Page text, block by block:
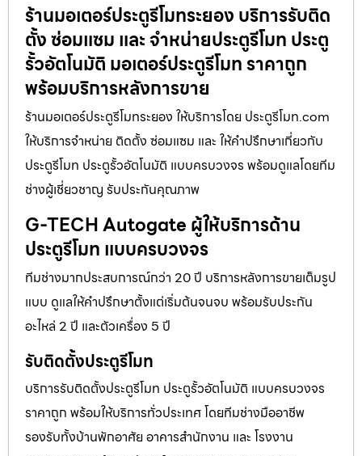
ร้านมอเตอร์ประตูรีโมทระยอง บริการรับติด
ตั้ง ซ่อมแซม และ จำหน่ายประตูรีโมท ประตู
รั้วอัตโนมัติ มอเตอร์ประตูรีโมท ราคาถูก
พร้อมบริการหลังการขาย
ร้านมอเตอร์ประตูรีโมทระยอง ให้บริการโดย ประตูรีโมท.com
ให้บริการจำหน่าย ติดตั้ง ซ่อมแซม และ ให้คำปรึกษาเกี่ยวกับ
ประตูรีโมท ประตูรั้วอัตโนมัติ แบบครบวงจร พร้อมดูแลโดยทีม
ช่างผู้เชี่ยวชาญ รับประกันคุณภาพ
G-TECH Autogate ผู้ให้บริการด้าน
ประตูรีโมท แบบครบวงจร
ทีมช่างมากประสบการณ์กว่า 20 ปี บริการหลังการขายเต็มรูป
แบบ ดูแลให้คำปรึกษาตั้งแต่เริ่มต้นจนจบ พร้อมรับประกัน
อะไหล่ 2 ปี และตัวเครื่อง 5 ปี
รับติดตั้งประตูรีโมท
บริการรับติดตั้งประตูรีโมท ประตูรั้วอัตโนมัติ แบบครบวงจร
ราคาถูก พร้อมให้บริการทั่วประเทศ โดยทีมช่างมืออาชีพ
รองรับทั้งบ้านพักอาศัย อาคารสำนักงาน และ โรงงาน